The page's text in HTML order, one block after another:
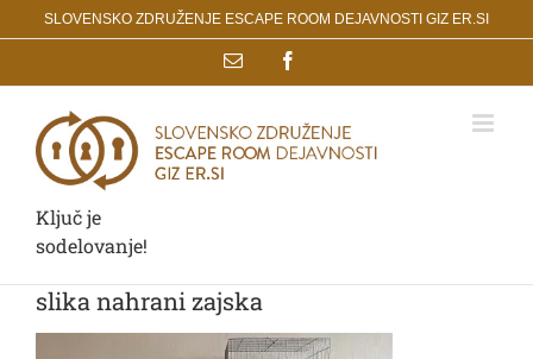
to
SLOVENSKO ZDRUŽENJE ESCAPE ROOM DEJAVNOSTI GIZ ER.SI
Email
Ključ je
sodelovanje!
slika nahrani zajska